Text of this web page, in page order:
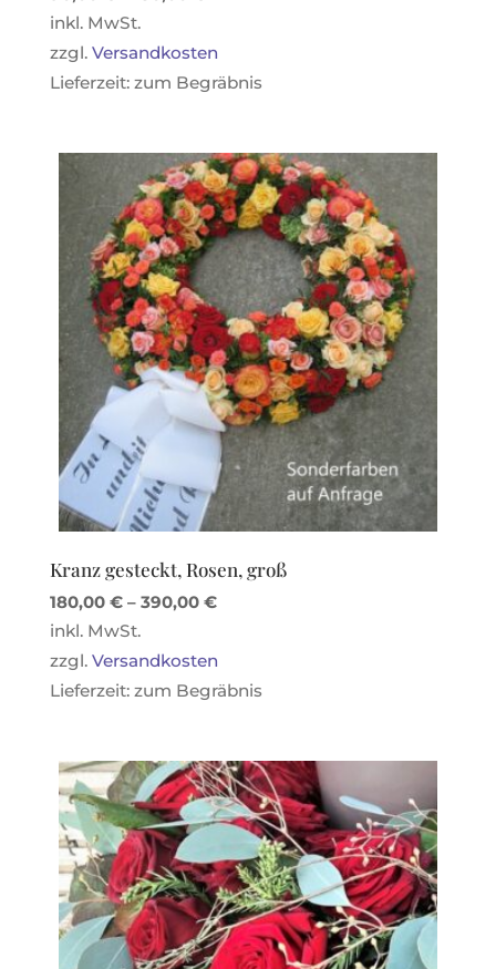
inkl. MwSt.
zzgl. Versandkosten
Lieferzeit: zum Begräbnis
Kranz gesteckt, Rosen, groß
180,00 €– 390,00 €
inkl. MwSt.
zzgl. Versandkosten
Lieferzeit: zum Begräbnis